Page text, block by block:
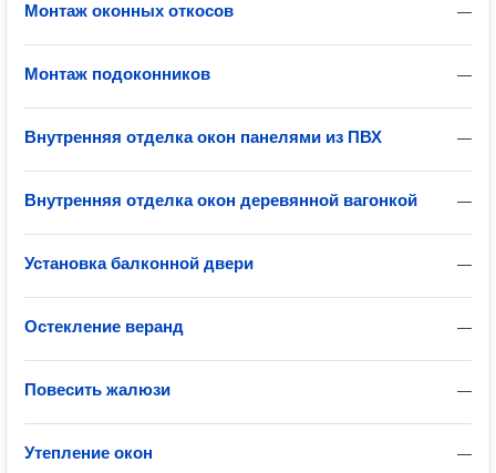
—
Монтаж оконных откосов
—
Монтаж подоконников
—
Внутренняя отделка окон панелями из ПВХ
—
Внутренняя отделка окон деревянной вагонкой
—
Установка балконной двери
—
Остекление веранд
—
Повесить жалюзи
—
Утепление окон